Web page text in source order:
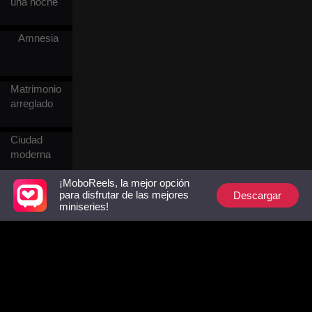
Amnesia
Matrimonio
arreglado
Ciudad
moderna
Esclavo/a
¡MoboReels, la mejor opción
para disfrutar de las mejores
miniseries!
Descargar